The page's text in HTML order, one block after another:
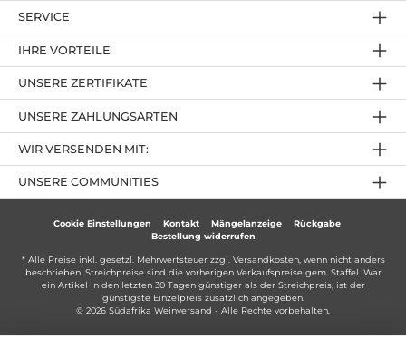
IHRE VORTEILE
UNSERE ZAHLUNGSARTEN
UNSERE ZERTIFIKATE
SERVICE
UNSERE COMMUNITIES
WIR VERSENDEN MIT:
Cookie Einstellungen Kontakt Mängelanzeige
Rückgabe
Bestellung widerrufen
* Alle Preise inkl. gesetzl. Mehrwertsteuer zzgl. Versandkosten, wenn nicht anders
beschrieben. Streichpreise sind die vorherigen Verkaufspreise gem. Staffel. War
ein Artikel in den letzten 30 Tagen günstiger als der Streichpreis, ist der
günstigste Einzelpreis zusätzlich angegeben.
© 2026 Südafrika Weinversand - Alle Rechte vorbehalten.